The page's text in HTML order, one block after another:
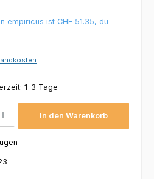
empiricus ist CHF 51.35, du
1-3 Tage
In den Warenkorb